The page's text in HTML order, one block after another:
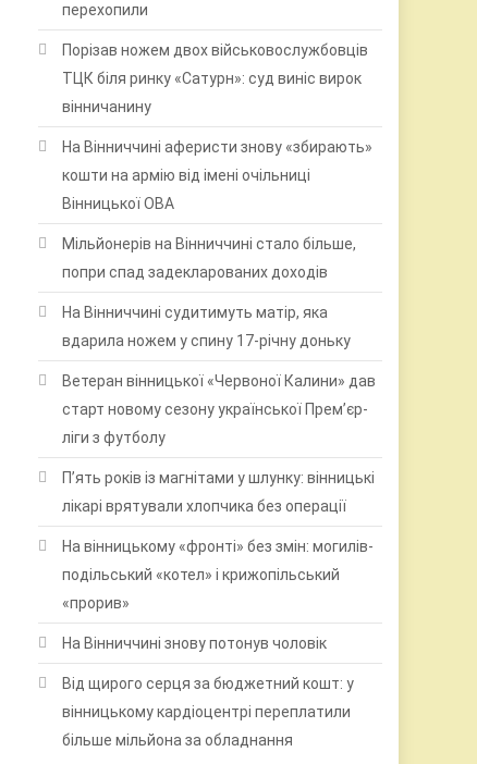
перехопили
Порізав ножем двох військовослужбовців
ТЦК біля ринку «Сатурн»: суд виніс вирок
вінничанину
На Вінниччині аферисти знову «збирають»
кошти на армію від імені очільниці
Вінницької ОВА
Мільйонерів на Вінниччині стало більше,
попри спад задекларованих доходів
На Вінниччині судитимуть матір, яка
вдарила ножем у спину 17-річну доньку
Ветеран вінницької «Червоної Калини» дав
старт новому сезону української Прем’єр-
ліги з футболу
П’ять років із магнітами у шлунку: вінницькі
лікарі врятували хлопчика без операції
На вінницькому «фронті» без змін: могилів-
подільський «котел» і крижопільський
«прорив»
На Вінниччині знову потонув чоловік
Від щирого серця за бюджетний кошт: у
вінницькому кардіоцентрі переплатили
більше мільйона за обладнання